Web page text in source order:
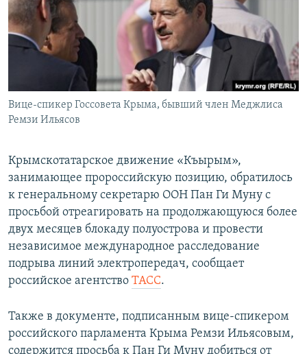
ПОБЕДИТЕЛЕЙ НЕ СУДЯТ?
КРЫМ.НЕПОКОРЕННЫЙ
УКРАИНСКАЯ ПРОБЛЕМА КРЫМА
ПРИСОЕДИНЯЙТЕСЬ!
Все сайты RFE/RL
Вице-спикер Госсовета Крыма, бывший член Меджлиса
Ремзи Ильясов
Крымскотатарское движение «Къырым»,
занимающее пророссийскую позицию, обратилось
к генеральному секретарю ООН Пан Ги Муну с
просьбой отреагировать на продолжающуюся более
двух месяцев блокаду полуострова и провести
независимое международное расследование
подрыва линий электропередач, сообщает
российское агентство ТАСС.
Также в документе, подписанным вице-спикером
российского парламента Крыма Ремзи Ильясовым,
содержится просьба к Пан Ги Муну добиться от